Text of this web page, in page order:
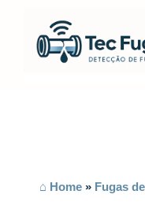
⌂ Home » Fugas